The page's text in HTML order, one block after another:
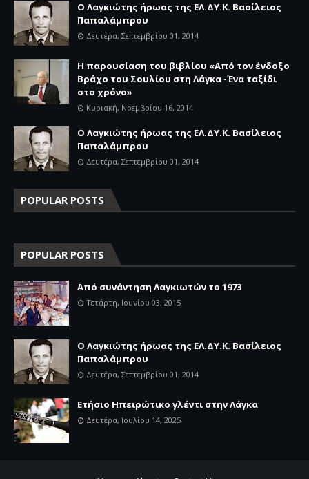
Ο Λαγκιώτης ήρωας της ΕΛ.ΔΥ.Κ. Βασίλειος
Παπαλάμπρου
Δευτέρα, Σεπτεμβρίου 01, 2014
Η παρουσίαση του βιβλίου «Από τον ένδοξο
Βράχο του Σουλίου στη Λάγκα -Ένα ταξίδι
στο χρόνο»
Κυριακή, Νοεμβρίου 16, 2014
Ο Λαγκιώτης ήρωας της ΕΛ.ΔΥ.Κ. Βασίλειος
Παπαλάμπρου
Δευτέρα, Σεπτεμβρίου 01, 2014
POPULAR POSTS
POPULAR POSTS
Aπό συνάντηση Λαγκιωτών το 1973
Τετάρτη, Ιουνίου 03, 2015
Ο Λαγκιώτης ήρωας της ΕΛ.ΔΥ.Κ. Βασίλειος
Παπαλάμπρου
Δευτέρα, Σεπτεμβρίου 01, 2014
Ετήσιο Ηπειρώτικο γλέντι στην Λάγκα
Δευτέρα, Ιουλίου 14, 2025